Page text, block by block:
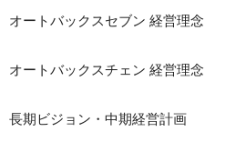
オートバックスセブン 経営理念
オートバックスチェン 経営理念
長期ビジョン・中期経営計画